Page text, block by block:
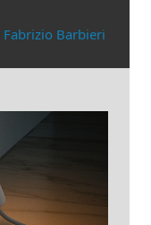
Fabrizio Barbieri